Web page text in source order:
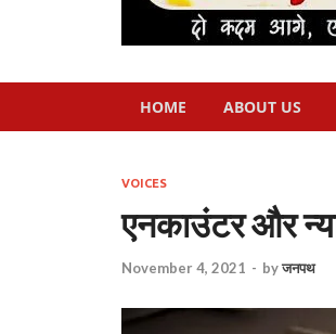
HOME ABOUT US
VOICES
एनकाउंटर और
November 4, 2021 - byजनपथ